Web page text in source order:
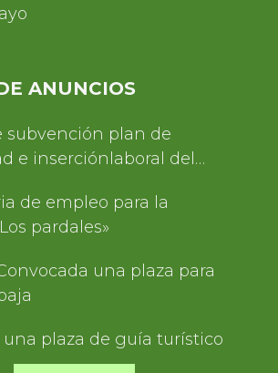
ANUNCIOS
subvención plan de
e inserciónlaboral del
de empleo para la
pardales»
una plaza para
una plaza de guía turístico